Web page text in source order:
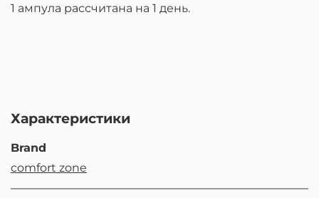
1 ампула рассчитана на 1 день.
Характеристики
Brand
comfort zone